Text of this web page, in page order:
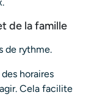
de la famille
de rythme.
horaires
Cela facilite